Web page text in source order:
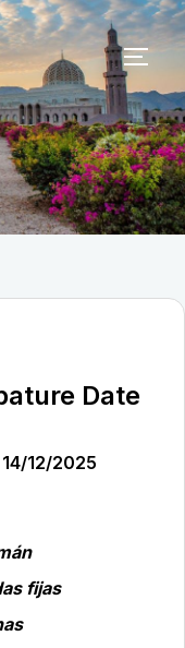
Date
14/12/2025
fijas